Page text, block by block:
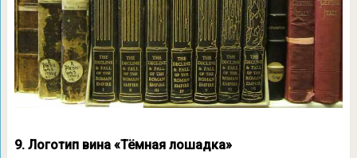
9. Логотип вина «Тёмная лошадка»